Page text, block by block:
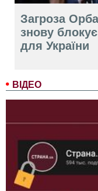
ВІДЕО
Загроза
знову
для України